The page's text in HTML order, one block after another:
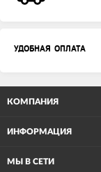
УДОБНАЯ ОПЛАТА
КОМПАНИЯ
ИНФОРМАЦИЯ
МЫ В СЕТИ